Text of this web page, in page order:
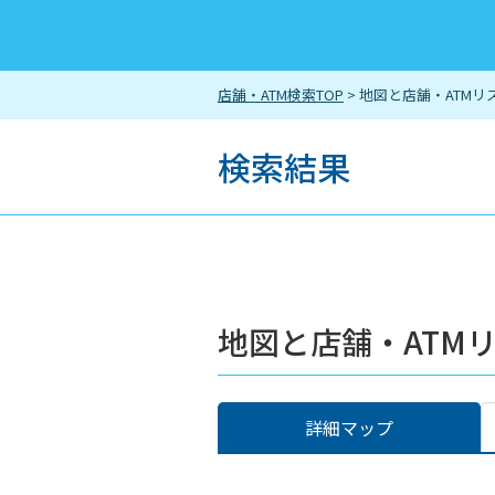
店舗・ATM検索TOP > 地図と店舗・ATMリ
検索結果
地図と店舗・ATM
詳細マップ